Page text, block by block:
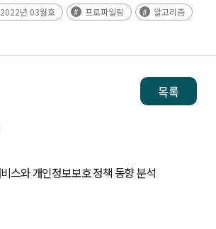
년 03월호 프로파일링 알고리즘
목록
스와 개인정보보호 정책 동향 분석